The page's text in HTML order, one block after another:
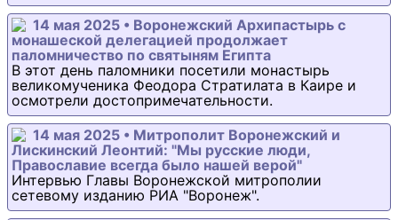
14 мая 2025 • Воронежский Архипастырь с
монашеской делегацией продолжает
паломничество по святыням Египта
В этот день паломники посетили монастырь
великомученика Феодора Стратилата в Каире и
осмотрели достопримечательности.
14 мая 2025 • Митрополит Воронежский и
Лискинский Леонтий: "Мы русские люди,
Православие всегда было нашей верой"
Интервью Главы Воронежской митрополии
сетевому изданию РИА "Воронеж".